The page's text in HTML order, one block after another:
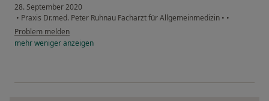
28. September 2020
• Praxis Dr.med. Peter Ruhnau Facharzt für Allgemeinmedizin • •
Problem melden
mehrwenigeranzeigen